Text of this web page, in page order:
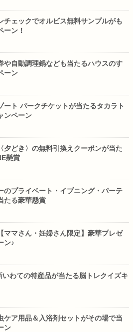
ェックでオルビス無料サンプルがも
ーン！
や自動調理鍋なども当たるハウスのす
ーン
ート パークチケットが当たるタカラト
ンペーン
夕どき〉の無料引換えクーポンが当た
懸賞
のプライベート・イブニング・パーテ
たる豪華懸賞
ママさん・妊婦さん限定】豪華プレゼ
ン♪
わての特産品が当たる脳トレクイズキ
ケア用品＆入浴剤セットがその場で当
ン